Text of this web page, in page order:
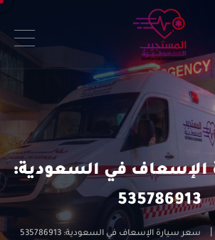
في السعودية:
535786913
سعر سيارة الإسعاف في السعودية: 535786913